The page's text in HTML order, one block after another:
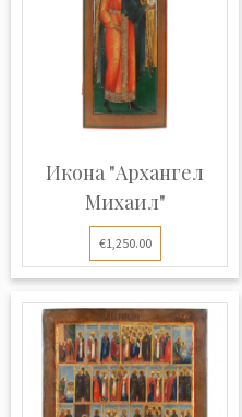
Икона "Архангел
Михаил"
€1,250.00